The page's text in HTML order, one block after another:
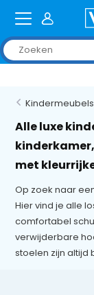
Kindermeubels
Alle luxe
met
Op zoek naar
Hier vind je alle
comfortabel
verwijderbare
stoelen zijn altijd